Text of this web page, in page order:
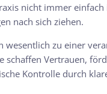
nicht immer einfach
nach sich ziehen.
wesentlich zu einer
schaffen Vertrauen,
Kontrolle durch